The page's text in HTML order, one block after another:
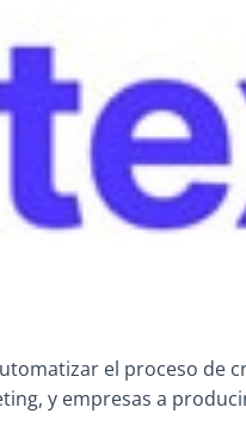
el proceso de
y empresas a